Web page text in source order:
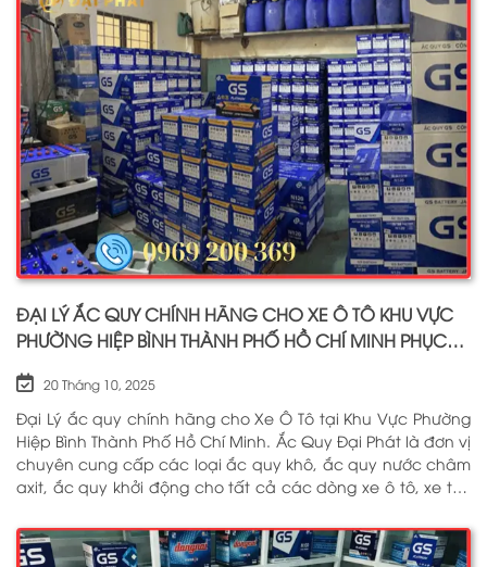
ĐẠI LÝ ẮC QUY CHÍNH HÃNG CHO XE Ô TÔ KHU VỰC
PHƯỜNG HIỆP BÌNH THÀNH PHỐ HỒ CHÍ MINH PHỤC
20 Tháng 10, 2025
Đại Lý ắc quy chính hãng cho Xe Ô Tô tại Khu Vực Phường
Hiệp Bình Thành Phố Hồ Chí Minh. Ắc Quy Đại Phát là đơn vị
chuyên cung cấp các loại ắc quy khô, ắc quy nước châm
axit, ắc quy khởi động cho tất cả các dòng xe ô tô, xe tải,
thương hiệu như: GS, ĐỒNG NAI, VARTA, DELKOR, SOLITE,
ENIMAC, BOSCH, ROCKET. Tell: 0969 200 369